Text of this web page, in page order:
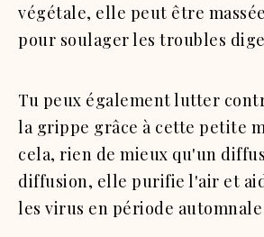
végétale, elle peut être
pour soulager les troubles
Tu peux également lutter
la grippe grâce à cette petite
cela, rien de mieux qu'un
diffusion, elle purifie l'air et
les virus en période